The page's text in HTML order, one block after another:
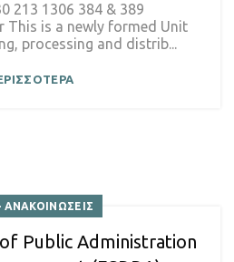
213 1306 384 & 389
This is a newly formed Unit
processing and distrib...
ΑΝΑΚΟΙΝΩΣΕΙΣ
Public Administration